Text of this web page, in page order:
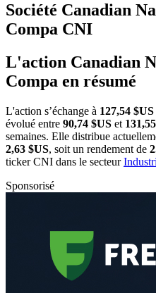
Société Canadian
Compa CNI
L'action Canadian
Compa en résumé
L'action s’échange à 127,54 $US
évolué entre 90,74 $US et
semaines. Elle distribue
2,63 $US, soit un rendement de
tickerCNI dans le secteur
Sponsorisé